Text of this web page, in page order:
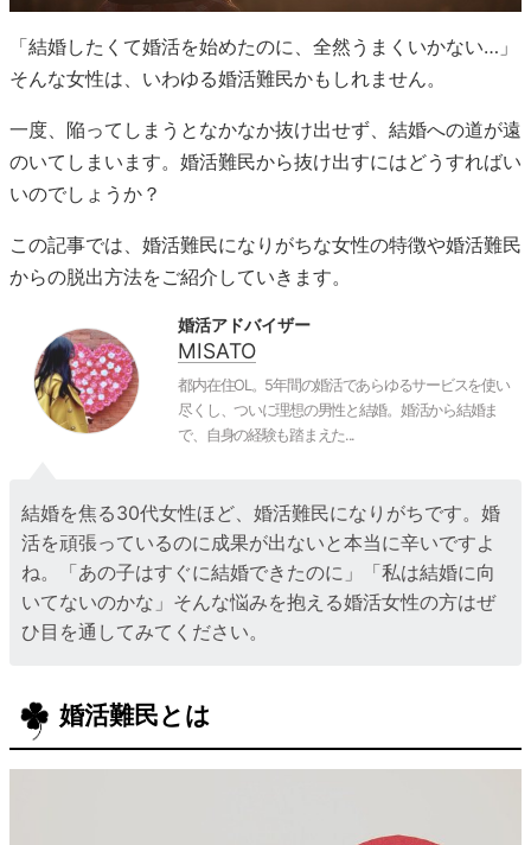
「結婚したくて婚活を始めたのに、全然うまくいかない…」
そんな女性は、いわゆる婚活難民かもしれません。
一度、陥ってしまうとなかなか抜け出せず、結婚への道が遠
のいてしまいます。婚活難民から抜け出すにはどうすればい
いのでしょうか？
この記事では、婚活難民になりがちな女性の特徴や婚活難民
からの脱出方法をご紹介していきます。
婚活アドバイザー
MISATO
都内在住OL。5年間の婚活であらゆるサービスを使い
尽くし、ついに理想の男性と結婚。婚活から結婚ま
で、自身の経験も踏まえた...
結婚を焦る30代女性ほど、婚活難民になりがちです。婚
活を頑張っているのに成果が出ないと本当に辛いですよ
ね。「あの子はすぐに結婚できたのに」「私は結婚に向
いてないのかな」そんな悩みを抱える婚活女性の方はぜ
ひ目を通してみてください。
婚活難民とは